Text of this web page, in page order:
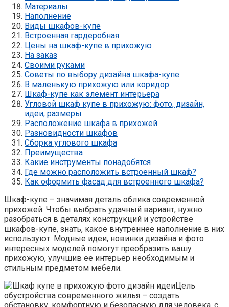
Материалы
Наполнение
Виды шкафов-купе
Встроенная гардеробная
Цены на шкаф-купе в прихожую
На заказ
Своими руками
Советы по выбору дизайна шкафа-купе
В маленькую прихожую или коридор
Шкаф-купе как элемент интерьера
Угловой шкаф купе в прихожую: фото, дизайн,
идеи, размеры
Расположение шкафа в прихожей
Разновидности шкафов
Сборка углового шкафа
Преимущества
Какие инструменты понадобятся
Где можно расположить встроенный шкаф?
Как оформить фасад для встроенного шкафа?
Шкаф-купе – значимая деталь облика современной
прихожей. Чтобы выбрать удачный вариант, нужно
разобраться в деталях конструкций и устройстве
шкафов-купе, знать, какое внутреннее наполнение в них
используют. Модные идеи, новинки дизайна и фото
интересных моделей помогут преобразить вашу
прихожую, улучшив ее интерьер необходимым и
стильным предметом мебели.
Цель
обустройства современного жилья – создать